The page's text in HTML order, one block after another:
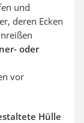
und
deren Ecken
oder
vor
Hülle